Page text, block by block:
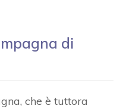
di
che è tuttora